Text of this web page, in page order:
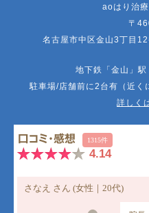
aoはり治療
〒
名古屋市中区金山3丁目
地下鉄「金山」
駐車場/店舗前に2台有（近く
詳しく